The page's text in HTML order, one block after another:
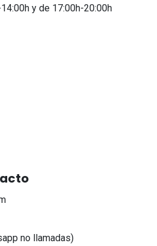
y de 17:00h-20:00h
no llamadas)